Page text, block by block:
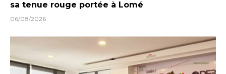
sa tenue rouge portée à Lomé
06/08/2026